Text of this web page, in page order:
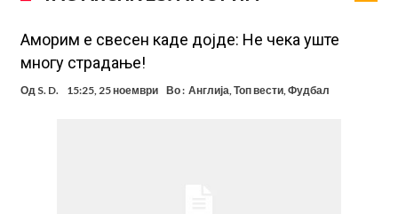
Бизарна тепачка која го запали интернетот: Познатиот тешкаш го
прифати најлудиот предизвик на кариерата – сам против
шестмина (Видео)
Меси, Нејмар и Суарез повторно заедно?!
Маркус Рашфорд повторно со Манчестер Јунајтед. Не е
заинтересиран за трансфер во Турција и Саудиска Арабија
Дарвин Нуњез на прагот на трансфер во Трабзонспор
Аморим е свесен каде дојде: Не чека уште
многу страдање!
Од S. D. 15:25, 25 ноември Во : Англија Топ вести, Фудбал